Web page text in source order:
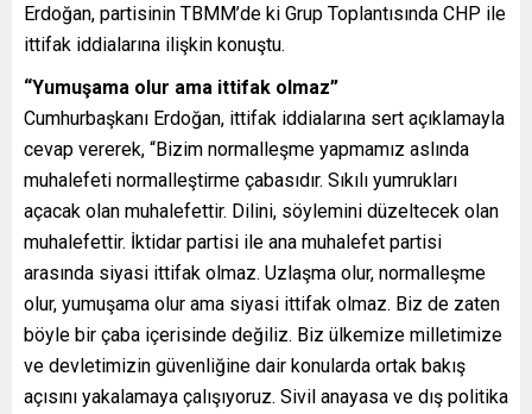
Erdoğan, partisinin TBMM’de ki Grup Toplantısında CHP ile
ittifak iddialarına ilişkin konuştu.
“Yumuşama olur ama ittifak olmaz”
Cumhurbaşkanı Erdoğan, ittifak iddialarına sert açıklamayla
cevap vererek, “Bizim normalleşme yapmamız aslında
muhalefeti normalleştirme çabasıdır. Sıkılı yumrukları
açacak olan muhalefettir. Dilini, söylemini düzeltecek olan
muhalefettir. İktidar partisi ile ana muhalefet partisi
arasında siyasi ittifak olmaz. Uzlaşma olur, normalleşme
olur, yumuşama olur ama siyasi ittifak olmaz. Biz de zaten
böyle bir çaba içerisinde değiliz. Biz ülkemize milletimize
ve devletimizin güvenliğine dair konularda ortak bakış
açısını yakalamaya çalışıyoruz. Sivil anayasa ve dış politika